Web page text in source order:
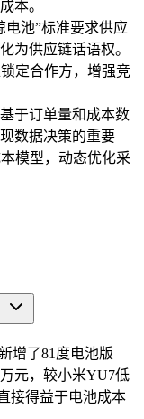
本。
电池”标准要求供应
为供应链话语权。
定合作方，增强竞
于订单量和成本数
数据决策的重要
模型，动态优化采
增了81度电池版
元，较小米YU7低
接得益于电池成本